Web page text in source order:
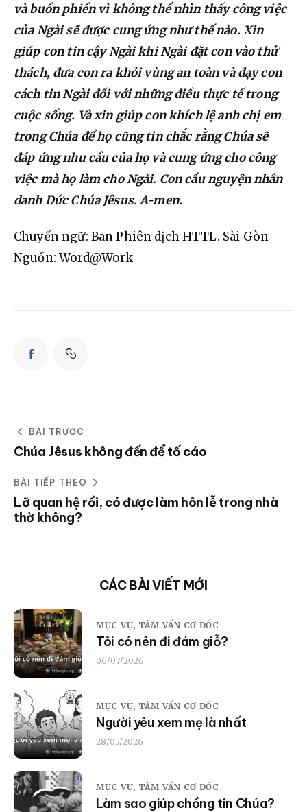
và buồn phiền vì không thể nhìn thấy công việc
của Ngài sẽ được cung ứng như thế nào. Xin
giúp con tin cậy Ngài khi Ngài đặt con vào thử
thách, đưa con ra khỏi vùng an toàn và dạy con
cách tin Ngài đối với những điều thực tế trong
cuộc sống. Và xin giúp con khích lệ anh chị em
trong Chúa để họ cũng tin chắc rằng Chúa sẽ
đáp ứng nhu cầu của họ và cung ứng cho công
việc mà họ làm cho Ngài. Con cầu nguyện nhân
danh Đức Chúa Jêsus. A-men.
Chuyển ngữ: Ban Phiên dịch HTTL. Sài Gòn
Nguồn: Word@Work
BÀI TRƯỚC
Chúa Jêsus không đến để tố cáo
BÀI TIẾP THEO
Lỡ quan hệ rồi, có được làm hôn lễ trong nhà
thờ không?
CÁC BÀI VIẾT MỚI
MỤC VỤ, TÂM VẤN CƠ ĐỐC
Tôi có nên đi đám giỗ?
06/07/2026
MỤC VỤ, TÂM VẤN CƠ ĐỐC
Người yêu xem mẹ là nhất
28/05/2026
MỤC VỤ, TÂM VẤN CƠ ĐỐC
Làm sao giúp chồng tin Chúa?